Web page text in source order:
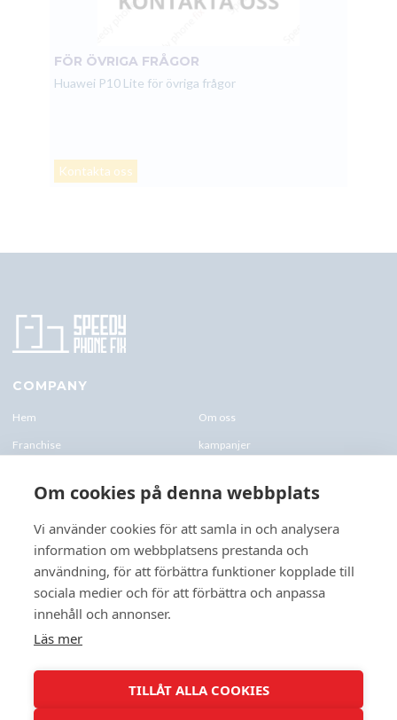
FÖR ÖVRIGA FRÅGOR
Huawei P10 Lite för övriga frågor
Kontakta oss
COMPANY
Hem Om oss
Franchise kampanjer
Företagskund & Utbildning FAQs
CONTACTS
+46 070 0122 333
Företagsvägen 10, 227 61 Lund
Lund@speedyphonefix.net
Om cookies på denna webbplats
Vi använder cookies för att samla in och analysera
information om webbplatsens prestanda och
användning, för att förbättra funktioner kopplade till
sociala medier och för att förbättra och anpassa
innehåll och annonser.
Läs mer
TILLÅT ALLA COOKIES